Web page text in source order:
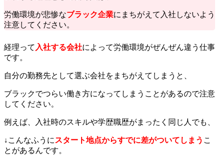
労働環境が悲惨なブラック企業にまちがえて入社しないよう
注意してください。
経理って 入社する会社によって労働環境がぜんぜん違う仕事
です。
自分の勤務先として選ぶ会社をまちがえてしまうと、
ブラックでつらい働き方になってしまうことがあるので注意
してください。
例えば、入社時のスキルや学歴職歴がまったく同じ人でも、
↓こんなふうに スタート地点からすでに差がついてしまう こ
とがあるんです。